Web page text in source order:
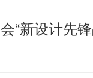
“新设计先